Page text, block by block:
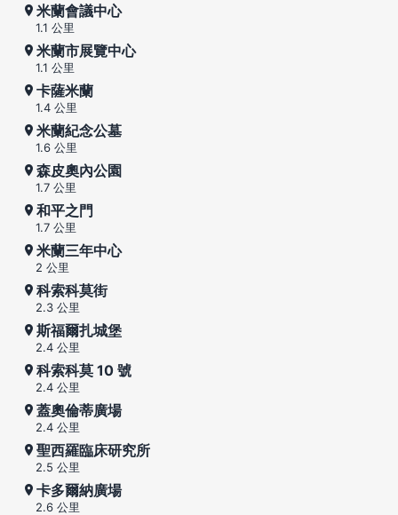
米蘭會議中心
1.1 公里
米蘭市展覽中心
1.1 公里
卡薩米蘭
1.4 公里
米蘭紀念公墓
1.6 公里
森皮奧內公園
1.7 公里
和平之門
1.7 公里
米蘭三年中心
2 公里
科索科莫街
2.3 公里
斯福爾扎城堡
2.4 公里
科索科莫 10 號
2.4 公里
蓋奧倫蒂廣場
2.4 公里
聖西羅臨床研究所
2.5 公里
卡多爾納廣場
2.6 公里